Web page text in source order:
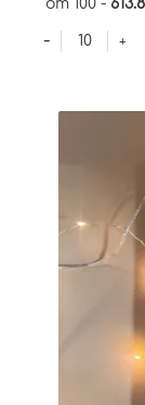
от 100 -
+
-